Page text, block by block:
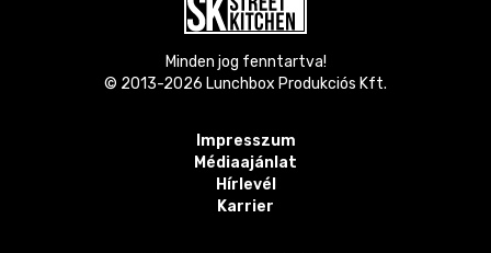
Minden jog fenntartva!
© 2013-2026 Lunchbox Produkciós Kft.
Impresszum
Médiaajánlat
Hírlevél
Karrier